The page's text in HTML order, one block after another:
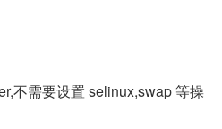
不需要设置 selinux,swap 等操